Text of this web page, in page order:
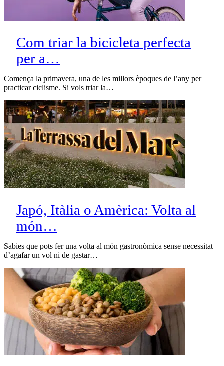
Com triar la bicicleta perfecta
per a…
Comença la primavera, una de les millors èpoques de l’any per
practicar ciclisme. Si vols triar la…
Japó, Itàlia o Amèrica: Volta al
món…
Sabies que pots fer una volta al món gastronòmica sense necessitat
d’agafar un vol ni de gastar…